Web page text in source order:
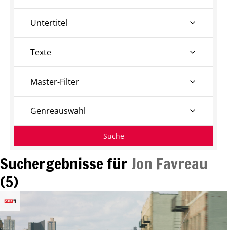
Suchergebnisse für Jon Favreau
(5)
Untertitel
Texte
Master-Filter
Genreauswahl
Suche